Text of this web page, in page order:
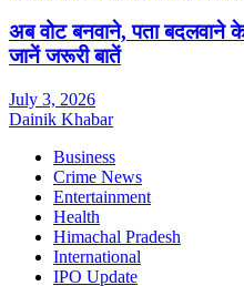
अब वोट बनवाने, पता बदलवाने के
जानें जरूरी बातें
July 3, 2026
Dainik Khabar
Business
Crime News
Entertainment
Health
Himachal Pradesh
International
IPO Update